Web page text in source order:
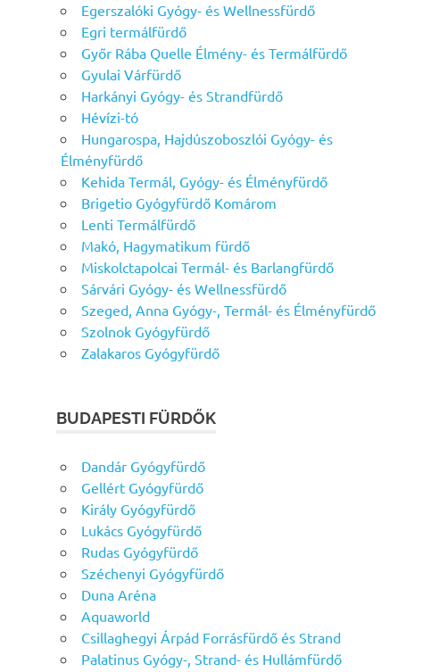
Egerszalóki Gyógy- és Wellnessfürdő
Egri termálfürdő
Győr Rába Quelle Élmény- és Termálfürdő
Gyulai Várfürdő
Harkányi Gyógy- és Strandfürdő
Hévízi-tó
Hungarospa, Hajdúszoboszlói Gyógy- és
Élményfürdő
Kehida Termál, Gyógy- és Élményfürdő
Brigetio Gyógyfürdő Komárom
Lenti Termálfürdő
Makó, Hagymatikum fürdő
Miskolctapolcai Termál- és Barlangfürdő
Sárvári Gyógy- és Wellnessfürdő
Szeged, Anna Gyógy-, Termál- és Élményfürdő
Szolnok Gyógyfürdő
Zalakaros Gyógyfürdő
BUDAPESTI FÜRDŐK
Dandár Gyógyfürdő
Gellért Gyógyfürdő
Király Gyógyfürdő
Lukács Gyógyfürdő
Rudas Gyógyfürdő
Széchenyi Gyógyfürdő
Duna Aréna
Aquaworld
Csillaghegyi Árpád Forrásfürdő és Strand
Palatinus Gyógy-, Strand- és Hullámfürdő